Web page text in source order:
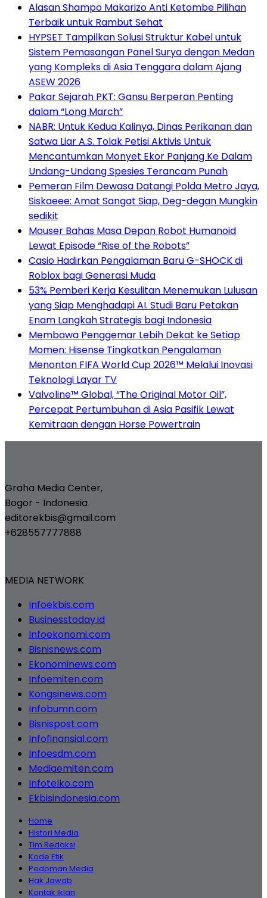
Alasan Shampo Makarizo Anti Ketombe Pilihan
Terbaik untuk Rambut Sehat
HYPSET Tampilkan Solusi Struktur Kabel untuk
Sistem Pemasangan Panel Surya dengan Medan
yang Kompleks di Asia Tenggara dalam Ajang
ASEW 2026
Pakar Sejarah PKT: Gansu Berperan Penting
dalam “Long March”
NABR: Untuk Kedua Kalinya, Dinas Perikanan dan
Satwa Liar A.S. Tolak Petisi Aktivis Untuk
Mencantumkan Monyet Ekor Panjang Ke Dalam
Undang-Undang Spesies Terancam Punah
Pemeran Film Dewasa Datangi Polda Metro Jaya,
Siskaeee: Amat Sangat Siap, Deg-degan Mungkin
sedikit
Mouser Bahas Masa Depan Robot Humanoid
Lewat Episode “Rise of the Robots”
Casio Hadirkan Pengalaman Baru G-SHOCK di
Roblox bagi Generasi Muda
53% Pemberi Kerja Kesulitan Menemukan Lulusan
yang Siap Menghadapi AI. Studi Baru Petakan
Enam Langkah Strategis bagi Indonesia
Membawa Penggemar Lebih Dekat ke Setiap
Momen: Hisense Tingkatkan Pengalaman
Menonton FIFA World Cup 2026™ Melalui Inovasi
Teknologi Layar TV
Valvoline™ Global, “The Original Motor Oil”,
Percepat Pertumbuhan di Asia Pasifik Lewat
Kemitraan dengan Horse Powertrain
Graha Media Center,
Bogor - Indonesia
editorekbis@gmail.com
+628557777888
MEDIA NETWORK
Infoekbis.com
Businesstoday.id
Infoekonomi.com
Bisnisnews.com
Ekonominews.com
Infoemiten.com
Kongsinews.com
Infobumn.com
Bisnispost.com
Infofinansial.com
Infoesdm.com
Mediaemiten.com
Infotelko.com
Ekbisindonesia.com
Home
Histori Media
Tim Redaksi
Kode Etik
Pedoman Media
Hak Jawab
Kontak Iklan